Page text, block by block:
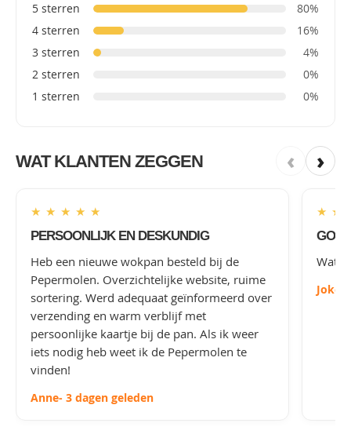
5 sterren
80%
4 sterren
16%
3 sterren
4%
2 sterren
0%
1 sterren
0%
WAT KLANTEN ZEGGEN ‹ ›
★ ★ ★ ★ ★
PERSOONLIJK EN DESKUNDIG
Heb een nieuwe wokpan besteld bij de
Pepermolen. Overzichtelijke website, ruime
sortering. Werd adequaat geïnformeerd over
verzending en warm verblijf met
persoonlijke kaartje bij de pan. Als ik weer
iets nodig heb weet ik de Pepermolen te
vinden!
Anne- 3 dagen geleden
★ ★
Wat
Joke